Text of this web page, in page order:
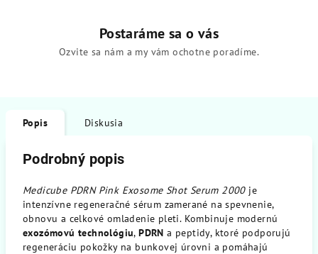
Postaráme sa o vás
Ozvite sa nám a my vám ochotne poradíme.
Popis Diskusia
Podrobný popis
Medicube PDRN Pink Exosome Shot Serum 2000je
intenzívne regeneračné sérum zamerané na spevnenie,
obnovu a celkové omladenie pleti. Kombinuje modernú
exozómovú technológiu,PDRN a peptidy, ktoré podporujú
regeneráciu pokožky na bunkovej úrovni a pomáhajú